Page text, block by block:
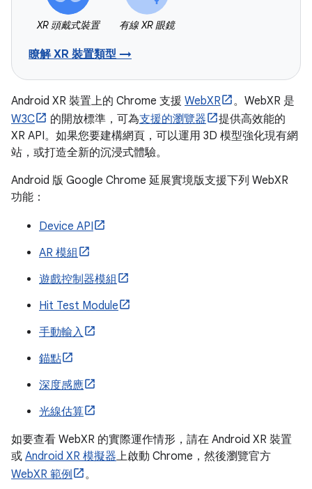
XR 頭戴式裝置 有線 XR 眼鏡
瞭解 XR 裝置類型 →
Android XR 裝置上的 Chrome 支援 WebXR
。WebXR 是
W3C
的開放標準，可為支援的瀏覽器
提供高效能的
XR API。如果您要建構網頁，可以運用 3D 模型強化現有網
站，或打造全新的沉浸式體驗。
Android 版 Google Chrome 延展實境版支援下列 WebXR
功能：
Device API
AR 模組
遊戲控制器模組
Hit Test Module
手動輸入
錨點
深度感應
光線估算
如要查看 WebXR 的實際運作情形，請在 Android XR 裝置
或 Android XR 模擬器上啟動 Chrome，然後瀏覽官方
WebXR 範例
。